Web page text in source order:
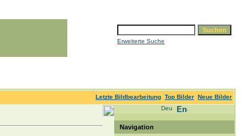
Erweiterte Suche
Letzte Bildbearbeitung Top Bilder Neue Bilder
Navigation